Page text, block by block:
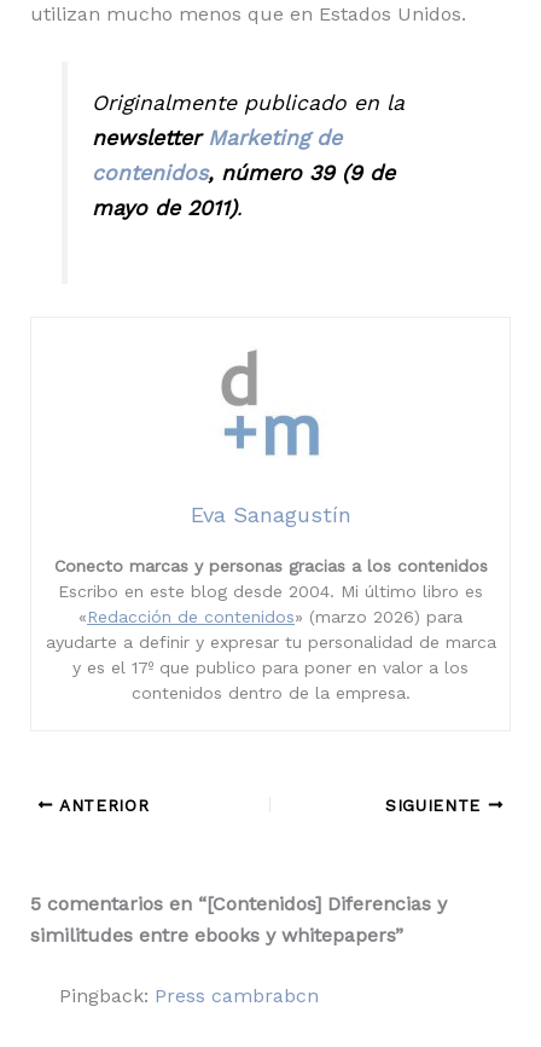
utilizan mucho menos que en Estados Unidos.
Originalmente publicado en la
newsletter Marketing de
contenidos, número 39 (9 de
mayo de 2011).
Eva Sanagustín
Conecto marcas y personas gracias a los contenidos
Escribo en este blog desde 2004. Mi último libro es
«Redacción de contenidos» (marzo 2026) para
ayudarte a definir y expresar tu personalidad de marca
y es el 17º que publico para poner en valor a los
contenidos dentro de la empresa.
ANTERIOR SIGUIENTE
5 comentarios en “[Contenidos] Diferencias y
similitudes entre ebooks y whitepapers”
Pingback: Press cambrabcn